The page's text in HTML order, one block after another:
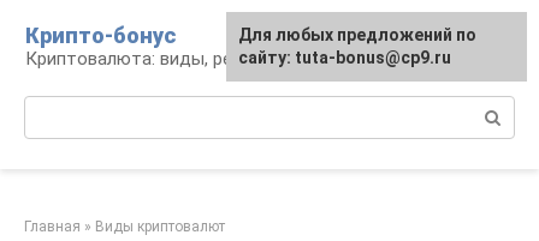
контенту
Крипто-бонус
Криптовалюта: виды, ресурсы, новости
Главная » Виды криптовалют
Для любых предложений по
сайту: tuta-bonus@cp9.ru